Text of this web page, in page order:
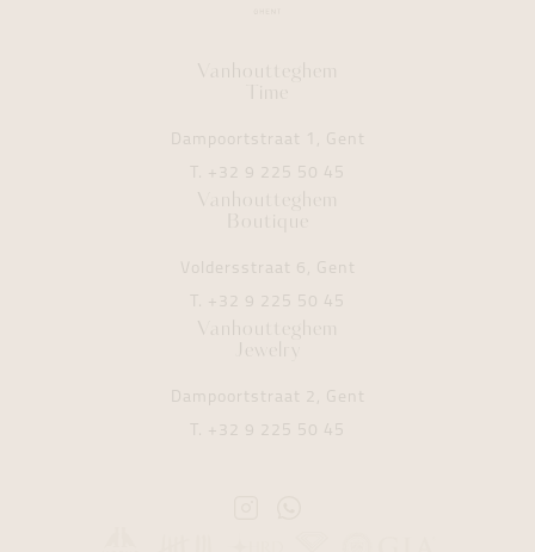
Vanhoutteghem
Time
Dampoortstraat 1, Gent
T. +32 9 225 50 45
Vanhoutteghem
Boutique
Voldersstraat 6, Gent
T. +32 9 225 50 45
Vanhoutteghem
Jewelry
Dampoortstraat 2, Gent
T. +32 9 225 50 45